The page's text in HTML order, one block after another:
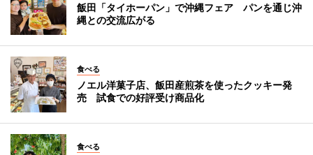
飯田「タイホーパン」で沖縄フェア パンを通じ沖
縄との交流広がる
食べる
ノエル洋菓子店、飯田産煎茶を使ったクッキー発
売 試食での好評受け商品化
食べる